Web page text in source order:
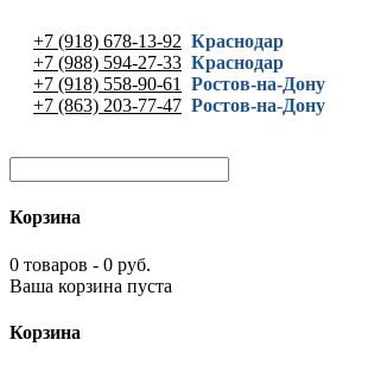
+7 (918) 678-13-92 Краснодар
+7 (988) 594-27-33 Краснодар
+7 (918) 558-90-61
Ростов-на-Дону
+7 (863) 203-77-47 Ростов-на-Дону
Корзина
0 товаров - 0 руб.
Ваша корзина пуста
Корзина